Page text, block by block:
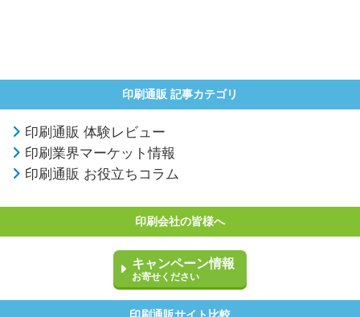
印刷通販 記事カテゴリ
印刷通販 体験レビュー
印刷業界マーケット情報
印刷通販 お役立ちコラム
印刷会社の皆様へ
キャンペーン情報
お寄せください
印刷通販サイト比較